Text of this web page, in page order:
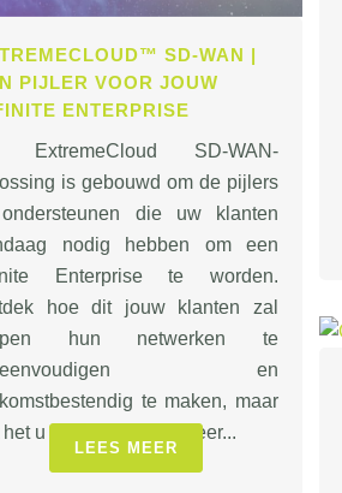
SD-WAN |
PIJLER VOOR JOUW
ENTERPRISE
ExtremeCloud SD-WAN-
is gebouwd om de pijlers
die uw klanten
nodig hebben om een
Enterprise te worden.
hoe dit jouw klanten zal
hun netwerken te
en
te maken, maar
het u ook zal helpen meer...
LEES MEER